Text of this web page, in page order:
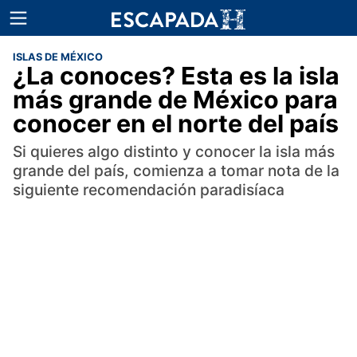
ISLAS DE MÉXICO
¿La conoces? Esta es la isla
más grande de México para
conocer en el norte del país
Si quieres algo distinto y conocer la isla más
grande del país, comienza a tomar nota de la
siguiente recomendación paradisíaca